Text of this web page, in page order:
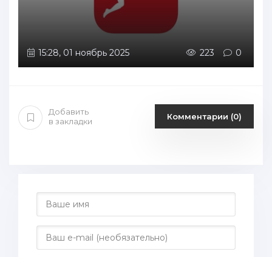
15:28, 01 ноябрь 2025 223 0
Добавить
в закладки
Комментарии (0)